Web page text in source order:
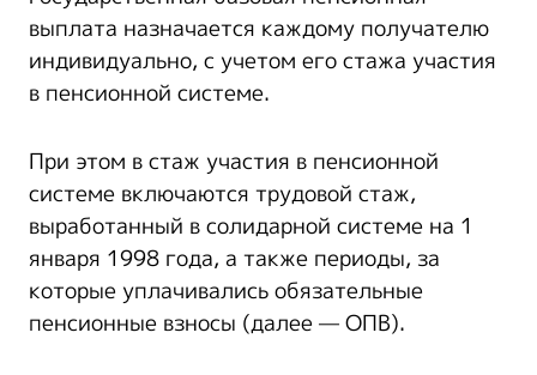
выплата назначается каждому получателю
индивидуально, с учетом его стажа участия
в пенсионной системе.
При этом в стаж участия в пенсионной
системе включаются трудовой стаж,
выработанный в солидарной системе на 1
января 1998 года, а также периоды, за
которые уплачивались обязательные
пенсионные взносы (далее — ОПВ).